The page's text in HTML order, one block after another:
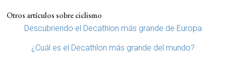
Otros artículos sobre ciclismo
Descubriendo el Decathlon más grande de Europa
¿Cuál es el Decathlon más grande del mundo?